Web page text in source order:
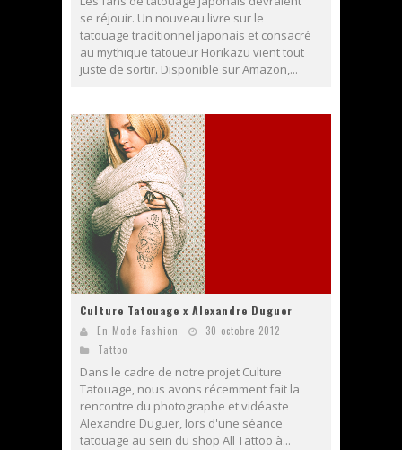
se réjouir. Un nouveau livre sur le
tatouage traditionnel japonais et consacré
au mythique tatoueur Horikazu vient tout
juste de sortir. Disponible sur Amazon,...
Culture Tatouage x Alexandre Duguer
En Mode Fashion
30 octobre 2012
Tattoo
Dans le cadre de notre projet Culture
Tatouage, nous avons récemment fait la
rencontre du photographe et vidéaste
Alexandre Duguer, lors d'une séance
tatouage au sein du shop All Tattoo à...